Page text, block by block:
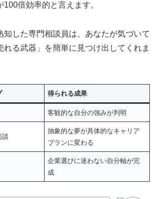
100倍効率的と言えます。
知した専門相談員は、あなたが気づいて
れる武器」を簡単に見つけ出してくれま
得られる成果
客観的な自分の強みが判明
談
抽象的な夢が具体的なキャリア
プランに変わる
企業選びに迷わない自分軸が完
成